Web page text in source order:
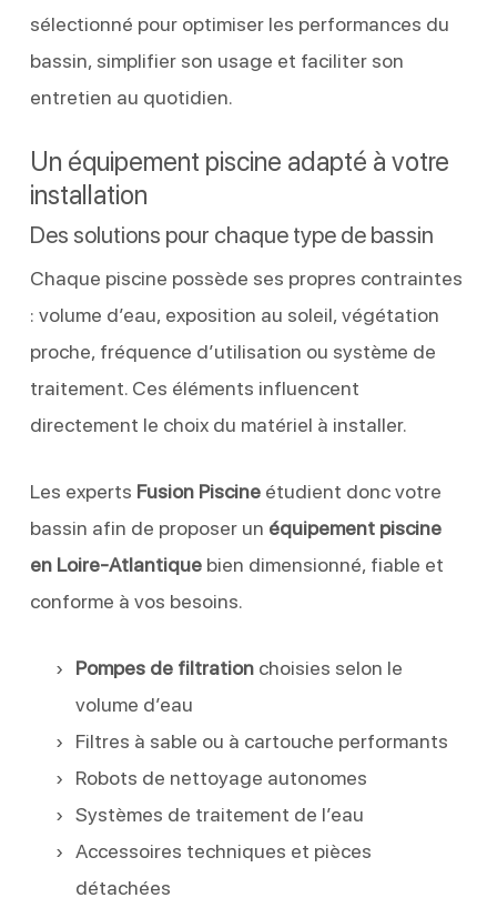
sélectionné pour optimiser les performances du
bassin, simplifier son usage et faciliter son
entretien au quotidien.
Un équipement piscine adapté à votre
installation
Des solutions pour chaque type de bassin
Chaque piscine possède ses propres contraintes
: volume d’eau, exposition au soleil, végétation
proche, fréquence d’utilisation ou système de
traitement. Ces éléments influencent
directement le choix du matériel à installer.
Les experts Fusion Piscineétudient donc votre
bassin afin de proposer un équipement piscine
en Loire-Atlantiquebien dimensionné, fiable et
conforme à vos besoins.
Pompes de filtrationchoisies selon le
volume d’eau
Filtres à sable ou à cartouche performants
Robots de nettoyage autonomes
Systèmes de traitement de l’eau
Accessoires techniques et pièces
détachées